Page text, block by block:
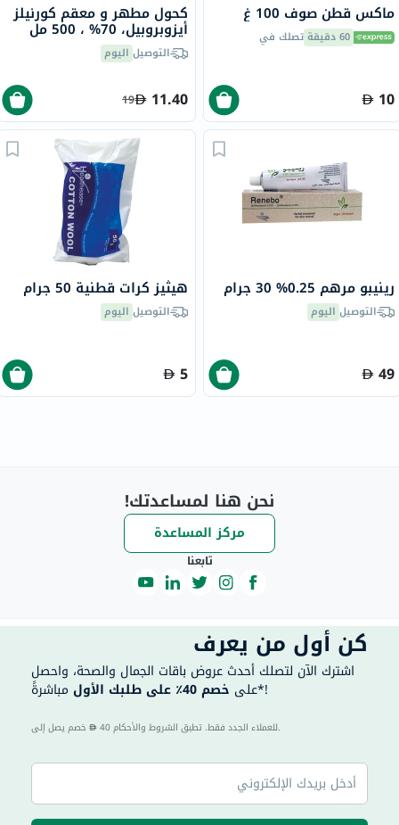
ماكس قطن صوف 100 غ
60 دقيقة تصلك في
10
كحول مطهر و معقم كورنيلز
أيزوبروبيل، 70% ، 500 مل
التوصيل اليوم
11.40
19
رينيبو مرهم 0.25% 30 جرام
التوصيل اليوم
49
هيثيز كرات قطنية 50 جرام
التوصيل اليوم
5
نحن هنا لمساعدتك!
مركز المساعدة
تابعنا
كن أول من يعرف
اشترك الآن لتصلك أحدث عروض باقات الجمال والصحة، واحصل
على خصم 40٪ على طلبك الأول مباشرةً*!
40 للعملاء الجدد فقط. تطبق الشروط والأحكام.